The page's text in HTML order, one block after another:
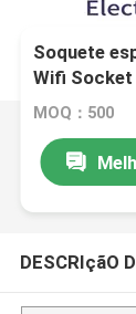
Soquete
Wifi Socket
MOQ：500
DESCRIçãO